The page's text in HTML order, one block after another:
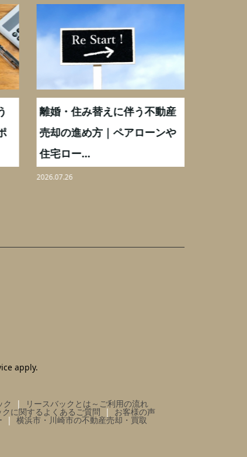
離婚・住み替えに伴う不動産
売却の進め方｜ペアローンや
住宅ロー...
2026.07.26
apply.
ク リースバックとは～ご利用の流れ
クに関するよくあるご質問 お客様の声
横浜市・川崎市の不動産売却・買取